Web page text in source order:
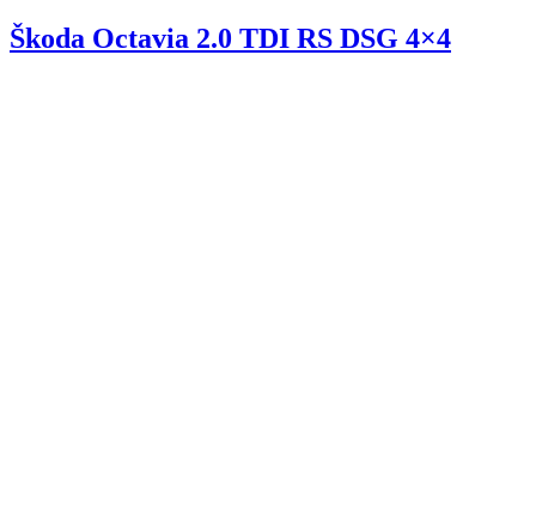
Škoda Octavia 2.0 TDI RS DSG 4×4